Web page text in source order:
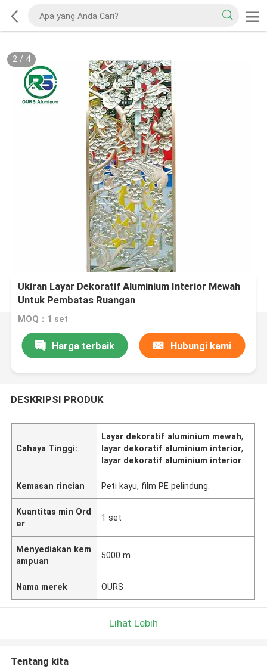
2/ 4
Ukiran Layar Dekoratif Aluminium Interior Mewah
Untuk Pembatas Ruangan
MOQ：1 set
Harga terbaik Hubungi kami
DESKRIPSI PRODUK
Cahaya Tinggi:
Layar dekoratif aluminium mewah,
layar dekoratif aluminium interior,
layar dekoratif aluminium interior
Kemasan rincian Peti kayu, film PE pelindung.
Kuantitas min Ord
er
1 set
Menyediakan kem
ampuan
5000 m
Nama merek OURS
Lihat Lebih
Tentang kita